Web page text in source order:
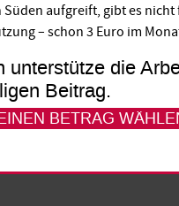
warnen,
stoppen ist.
(Difäm),
werden muss,
Süden aufgreift, gibt es
– schon 3 Euro im
unterstütze die
Beitrag.
BETRAG